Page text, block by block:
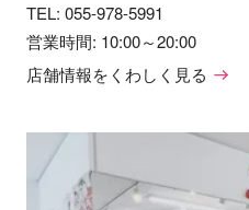
TEL: 055-978-5991
営業時間: 10:00～20:00
店舗情報をくわしく見る